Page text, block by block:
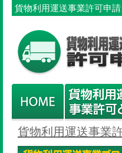
貨物利用運送事業許可申
貨物利用運送事業